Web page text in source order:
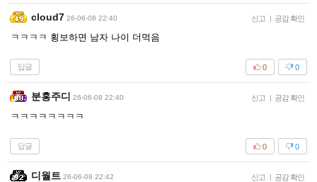
cloud7 26-06-08 22:40 신고 | 공감 확인
ㅋㅋㅋㅋ 횡보하면 남자 나이 더먹음
답글 0
0
분홍주디 26-06-08 22:40 신고 | 공감 확인
ㅋㅋㅋㅋㅋㅋㅋㅋ
답글 0
0
디월트 26-06-08 22:42 신고 | 공감 확인